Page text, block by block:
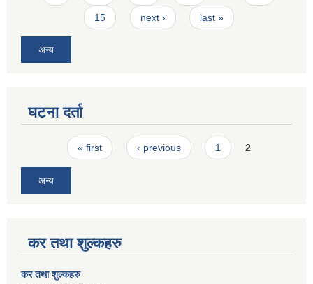
15 next › last »
अन्य
घटना दर्ता
Pages« first ‹ previous 1 2
अन्य
कर तथा शुल्कहरु
कर तथा शुल्कहरु